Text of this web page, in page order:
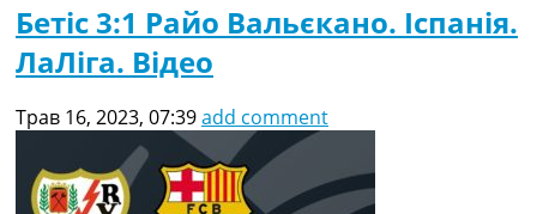
Бетіс 3:1 Райо Вальєкано. Іспанія.
ЛаЛіга. Відео
Трав 16, 2023, 07:39add comment